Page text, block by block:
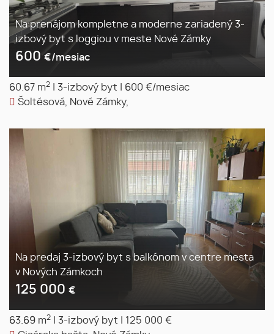
Na prenájom kompletne a moderne zariadený 3-
izbový byt s loggiou v meste Nové Zámky
600 €/mesiac
60.67 m2 3-izbový byt
600 €/mesiac
Šoltésová, Nové Zámky,
Na predaj 3-izbový byt s balkónom v centre mesta
v Nových Zámkoch
125 000 €
63.69 m2 3-izbový byt
125 000 €